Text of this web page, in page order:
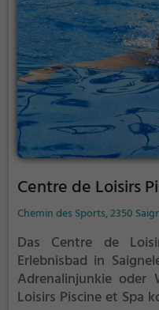
Centre de Loisirs
Chemin des Sports, 2350
Das Centre de
Erlebnisbad in
Adrenalinjunkie
Loisirs Piscine et Spa